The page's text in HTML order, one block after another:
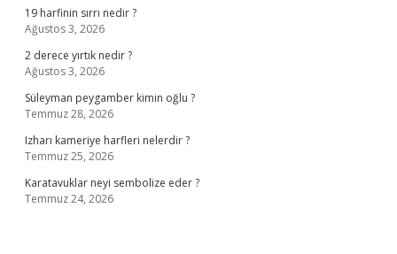
19 harfinin sırrı nedir ?
Ağustos 3, 2026
2 derece yırtık nedir ?
Ağustos 3, 2026
Süleyman peygamber kimin oğlu ?
Temmuz 28, 2026
Izharı kameriye harfleri nelerdir ?
Temmuz 25, 2026
Karatavuklar neyi sembolize eder ?
Temmuz 24, 2026